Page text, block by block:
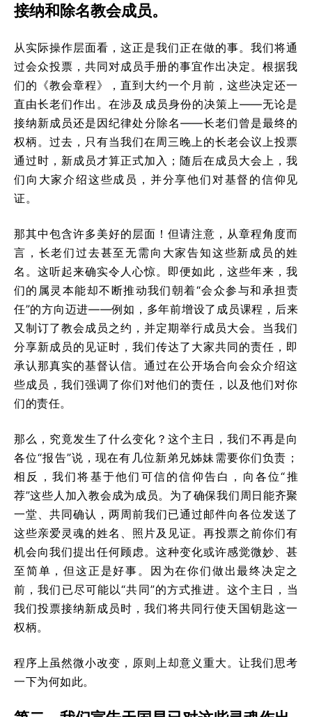
接纳和除名教会成员。
从实际操作层面看，这正是我们正在做的事。我们将通
过会众投票，共同对成员手册的事宜作出决定。根据我
们的《教会章程》，直到大约一个月前，这些决定还一
直由长老们作出。在涉及成员身份的决策上——无论是
接纳新成员还是因纪律处分除名——长老们曾是最终的
权柄。过去，只有当我们在周三晚上的长老会议上投票
通过时，新成员才算正式加入；随后在成员大会上，我
们向大家介绍这些成员，并分享他们对基督的信仰见
证。
那其中包含许多美好的层面！但请注意，从章程角度而
言，长老们过去甚至无需向大家告知这些新成员的姓
名。这听起来确实令人心惊。即便如此，这些年来，我
们的属灵本能却不断推动我们朝着“会众参与和承担责
任”的方向迈进——例如，多年前增设了成员课程，后来
又制订了教会成员之约，并定期举行成员大会。当我们
分享新成员的见证时，我们传达了大家共同的责任，即
承认那真实的基督认信。通过在公开场合向会众介绍这
些成员，我们强调了你们对他们的责任，以及他们对你
们的责任。
那么，究竟发生了什么变化？这个主日，我们不再是向
各位“报告”说，现在有几位新弟兄姊妹需要你们负责；
相反，我们将基于他们可信的信仰告白，向各位“推
荐”这些人加入教会成为成员。为了确保我们周日能齐聚
一堂、共同确认，两周前我们已通过邮件向各位发送了
这些亲爱灵魂的姓名、照片及见证。再投票之前你们有
机会向我们提出任何顾虑。这种变化或许感觉微妙、甚
至简单，但这正是好事。因为在你们做出最终决定之
前，我们已尽可能以“共同”的方式推进。这个主日，当
我们投票接纳新成员时，我们将共同行使天国钥匙这一
权柄。
程序上虽然微小改变，原则上却意义重大。让我们思考
一下为何如此。